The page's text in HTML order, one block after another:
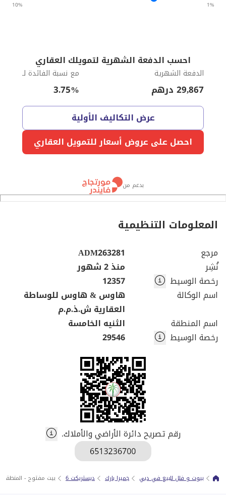
1%
10%
احسب الدفعة الشهرية لتمويلك العقاري
الدفعة الشهرية
29,867 درهم
مع نسبة الفائدة لـ
3.75%
عرض التكاليف الأولية
احصل على عروض أسعار للتمويل العقاري
بدعم من
المعلومات التنظيمية
مرجع
ADM263281
نُشِر
منذ 2 شهور
رخصة الوسيط
12357
اسم الوكالة
هاوس & هاوس للوساطة
العقارية ش.ذ.م.م
اسم المنطقة
الثنيه الخامسة
رخصة الوسيط
29546
رقم تصريح دائرة الأراضي والأملاك.
بيوت و فلل للبيع في دبي جميرا بارك ديستريكت 6 بيت مفتوح - المنطقة 6 - أفضل الأسعار